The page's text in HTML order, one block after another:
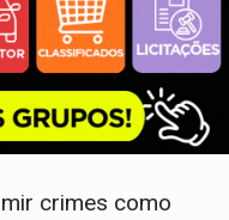
crimes como